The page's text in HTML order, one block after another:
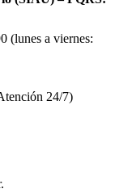
(lunes a viernes:
24/7)